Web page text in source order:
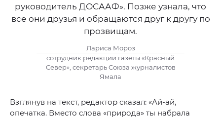
руководитель ДОСААФ». Позже узнала, что
все они друзья и обращаются друг к другу по
прозвищам.
Лариса Мороз
сотрудник редакции газеты «Красный
Север», секретарь Союза журналистов
Ямала
Взглянув на текст, редактор сказал: «Ай-ай,
опечатка. Вместо слова «природа» ты набрала